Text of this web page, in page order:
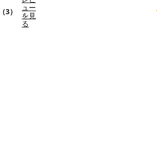
（3）
ュー
を見
る